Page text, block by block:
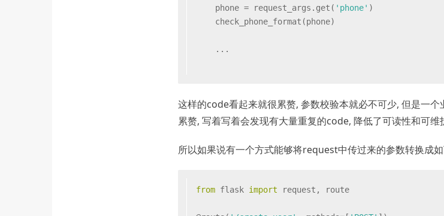
    phone = request_args.get(
'phone' )
    check_phone_format(phone)
    ...
这样的code看起来就很累赘, 参数校验本就必不可少, 但是一
累赘, 写着写着会发现有大量重复的code, 降低了可读性和可维
所以如果说有一个方式能够将request中传过来的参数转换成
from flask import request, route